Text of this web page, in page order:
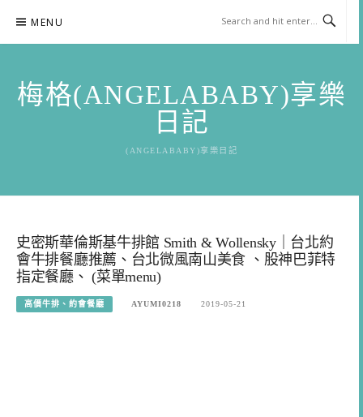
content
MENU
梅格(ANGELABABY)享樂
日記
(ANGELABABY)享樂日記
史密斯華倫斯基牛排館 Smith & Wollensky｜台北約
會牛排餐廳推薦、台北微風南山美食 、股神巴菲特
指定餐廳、 (菜單menu)
高價牛排、約會餐廳 AYUMI0218 2019-05-21